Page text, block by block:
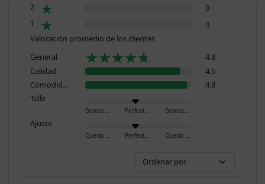
2
0
1
0
Valoración promedio de los clientes
General
4.8
Calidad
4.5
Comodidad
4.8
Talle
Demasiado pequeño Perfecto Demasiado grande
Ajuste
Queda ajustado Perfecto Queda holgado